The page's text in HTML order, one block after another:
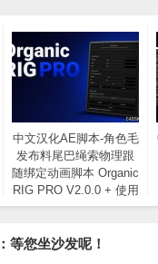
中文汉化AE脚本-角色毛
发布料尾巴绳索物理跟
随绑定动画脚本 Organic
RIG PRO V2.0.0 + 使用
教程
等您坐沙发呢！